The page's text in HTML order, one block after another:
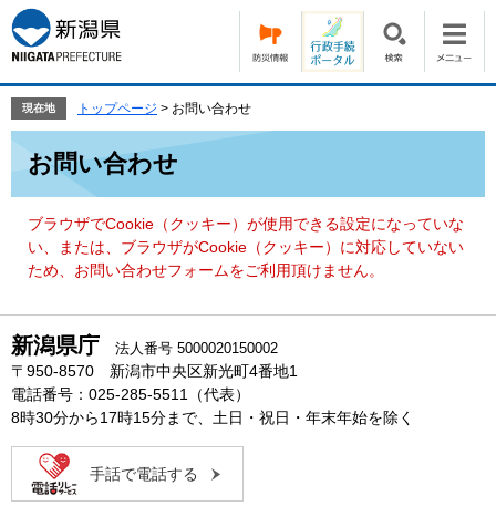
ー
ジ
の
頭
す。
ニ
ュ
ー
飛
て
現在地 トップページ > お問い合わせ
お問い合わせ
ブラウザでCookie（クッキー）が使用できる設定になっていな
い、または、ブラウザがCookie（クッキー）に対応していない
ため、お問い合わせフォームをご利用頂けません。
新潟県庁 法人番号 5000020150002
〒950-8570 新潟市中央区新光町4番地1
電話番号：025-285-5511（代表）
8時30分から17時15分まで、土日・祝日・年末年始を除く
手話で電話する